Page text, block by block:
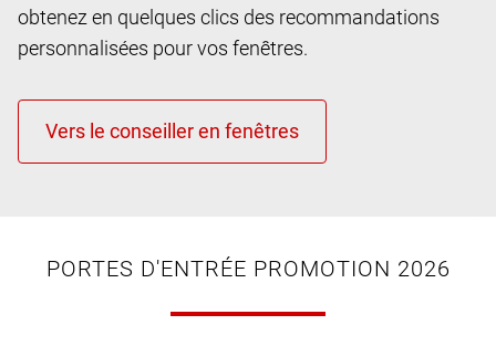
obtenez en quelques clics des recommandations
personnalisées pour vos fenêtres.
PORTES D'ENTRÉE PROMOTION 2026